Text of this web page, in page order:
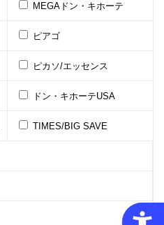
MEGAドン・キホーテ
ピアゴ
ピカソ/エッセンス
ドン・キホーテUSA
TIMES/BIG SAVE